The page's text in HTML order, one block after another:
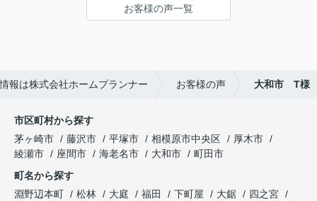
数料が無料であるため選びました。
ホームプランナーさんでは購入者目線で相談に乗っ
てくれます。
お客様の声一覧
報は株式会社ホームプランナー お客様の声 大和市 T様
市区町村から探す
茅ヶ崎市
藤沢市 平塚市 相模原市中央区
厚木市
綾瀬市
座間市 海老名市 大和市
町田市
町名から探す
淵野辺本町
松林 大庭 福田 下町屋 大鋸
四之宮